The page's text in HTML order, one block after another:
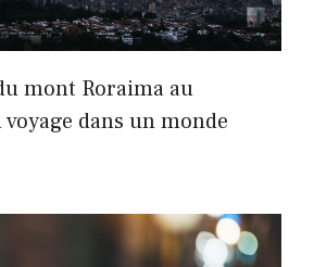
mont Roraima au
dans un monde